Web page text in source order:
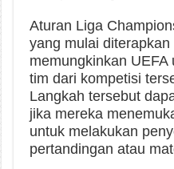
Aturan Liga
yang mulai diterapkan
memungkinkan
tim dari kompetisi
Langkah tersebut
jika mereka
untuk melakukan
pertandingan atau